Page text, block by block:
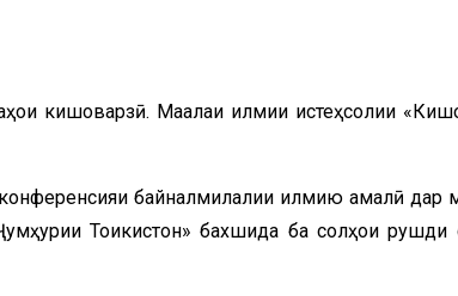
кишоварзӣ. Маҷалаи илмии истеҳсолии
байналмилалии илмию амалӣ дар
Тоҷикистон» бахшида ба солҳои рушди